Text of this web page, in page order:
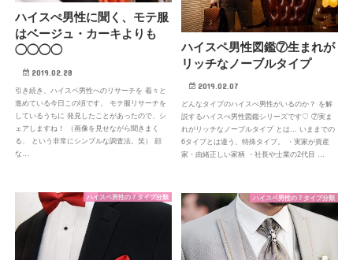
ハイスぺ男性に聞く、モテ服
はベージュ・カーキよりも
◯◯◯◯
2019.02.28
引き続き、ハイスペ男性へのリサーチを 着々と
進めている今日この頃です。 モテ服リサーチを
しているうちに 発見したことがあったので、シ
ェアしますね！ （画像を見せながら聞きまく
る、 という非常にシンプルな調査法。笑） 顔
な…
ハイスペ男性図鑑⑦生まれが
リッチなノーブルタイプ
2019.02.07
どんなタイプのハイスぺ男性がいるのか？ を解
説するハイスぺ男性図鑑シリーズです♡ ⑦実ま
れがリッチなノーブルタイプ とは… いままでの
6タイプとは違う、特殊タイプ。 ・実家が資産
家・由緒正しい家柄 ・社長や士業の2代目 …
ハイスペ男性の７タイプ分類 ハイスペ男性の７タイプ分類